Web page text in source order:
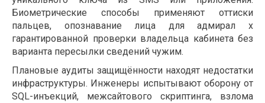
Биометрические способы применяют оттиски
пальцев, опознавание лица для адмирал х
гарантированной проверки владельца кабинета без
варианта пересылки сведений чужим.
Плановые аудиты защищённости находят недостатки
инфраструктуры. Инженеры испытывают оборону от
SQL-инъекций, межсайтового скриптинга, взлома